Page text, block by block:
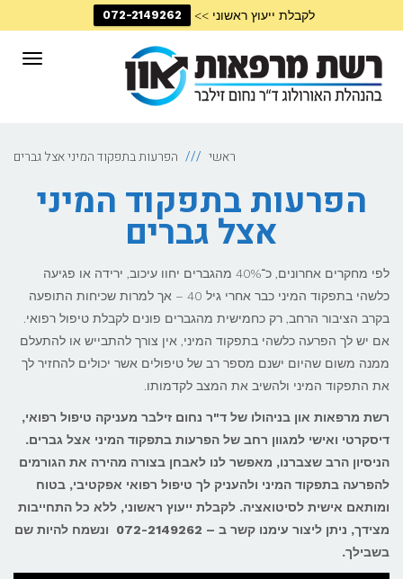
לקבלת ייעוץ ראשוני >> 072-2149262
ראשי הפרעות בתפקוד המיני אצל גברים
הפרעות בתפקוד המיני
אצל גברים
לפי מחקרים אחרונים, כ־40% מהגברים יחוו עיכוב, ירידה או פגיעה
כלשהי בתפקוד המיני כבר אחרי גיל 40 – אך למרות שכיחות התופעה
בקרב הציבור הרחב, רק כחמישית מהגברים פונים לקבלת טיפול רפואי.
אם יש לך הפרעה כלשהי בתפקוד המיני, אין צורך להתבייש או להתעלם
ממנה משום שהיום ישנם מספר רב של טיפולים אשר יכולים להחזיר לך
את התפקוד המיני ולהשיב את המצב לקדמותו.
רשת מרפאות און בניהולו של ד"ר נחום זילבר מעניקה טיפול רפואי,
דיסקרטי ואישי למגוון רחב של הפרעות בתפקוד המיני אצל גברים.
הניסיון הרב שצברנו, מאפשר לנו לאבחן בצורה מהירה את הגורמים
להפרעה בתפקוד המיני ולהעניק לך טיפול רפואי אפקטיבי, בטוח
ומותאם אישית לסיטואציה. לקבלת ייעוץ ראשוני, ללא כל התחייבות
מצידך, ניתן ליצור עימנו קשר ב – 072-2149262 ונשמח להיות שם
בשבילך.